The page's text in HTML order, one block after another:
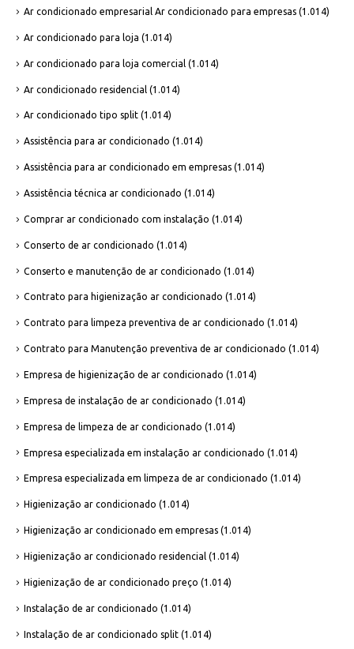
Ar condicionado empresarial Ar condicionado para empresas (1.014)
Ar condicionado para loja (1.014)
Ar condicionado para loja comercial (1.014)
Ar condicionado residencial (1.014)
Ar condicionado tipo split (1.014)
Assistência para ar condicionado (1.014)
Assistência para ar condicionado em empresas (1.014)
Assistência técnica ar condicionado (1.014)
Comprar ar condicionado com instalação (1.014)
Conserto de ar condicionado (1.014)
Conserto e manutenção de ar condicionado (1.014)
Contrato para higienização ar condicionado (1.014)
Contrato para limpeza preventiva de ar condicionado (1.014)
Contrato para Manutenção preventiva de ar condicionado (1.014)
Empresa de higienização de ar condicionado (1.014)
Empresa de instalação de ar condicionado (1.014)
Empresa de limpeza de ar condicionado (1.014)
Empresa especializada em instalação ar condicionado (1.014)
Empresa especializada em limpeza de ar condicionado (1.014)
Higienização ar condicionado (1.014)
Higienização ar condicionado em empresas (1.014)
Higienização ar condicionado residencial (1.014)
Higienização de ar condicionado preço (1.014)
Instalação de ar condicionado (1.014)
Instalação de ar condicionado split (1.014)